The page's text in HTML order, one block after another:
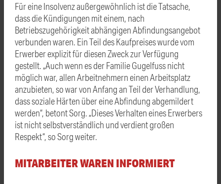
Für eine Insolvenz außergewöhnlich ist die Tatsache,
dass die Kündigungen mit einem, nach
Betriebszugehörigkeit abhängigen Abfindungsangebot
verbunden waren. Ein Teil des Kaufpreises wurde vom
Erwerber explizit für diesen Zweck zur Verfügung
gestellt. „Auch wenn es der Familie Gugelfuss nicht
möglich war, allen Arbeitnehmern einen Arbeitsplatz
anzubieten, so war von Anfang an Teil der Verhandlung,
dass soziale Härten über eine Abfindung abgemildert
werden“, betont Sorg. „Dieses Verhalten eines Erwerbers
ist nicht selbstverständlich und verdient großen
Respekt“, so Sorg weiter.
MITARBEITER WAREN INFORMIERT